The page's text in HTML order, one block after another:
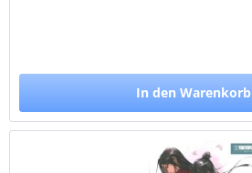
In den Warenkorb